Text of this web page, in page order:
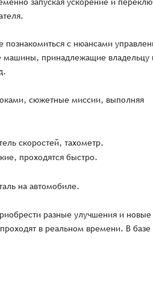
познакомиться с нюансами
машины, принадлежащие владельцу
сюжетные миссии, выполняя
скоростей, тахометр.
проходятся быстро.
на автомобиле.
разные улучшения и
в реальном времени. В базе